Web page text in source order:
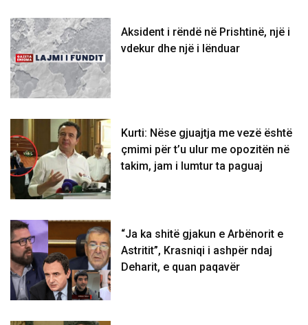
Aksident i rëndë në Prishtinë, një i
vdekur dhe një i lënduar
Kurti: Nëse gjuajtja me vezë është
çmimi për t’u ulur me opozitën në
takim, jam i lumtur ta paguaj
“Ja ka shitë gjakun e Arbënorit e
Astritit”, Krasniqi i ashpër ndaj
Deharit, e quan paqavër